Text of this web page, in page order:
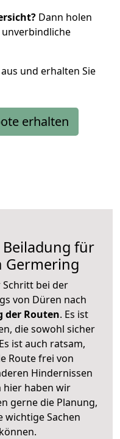
Dann holen
und erhalten Sie
erhalten
für
Germering
bei der
von Düren nach
der Routen. Es ist
die sowohl sicher
ist auch ratsam,
Route frei von
Hindernissen
hier haben wir
gerne die Planung,
wichtige Sachen